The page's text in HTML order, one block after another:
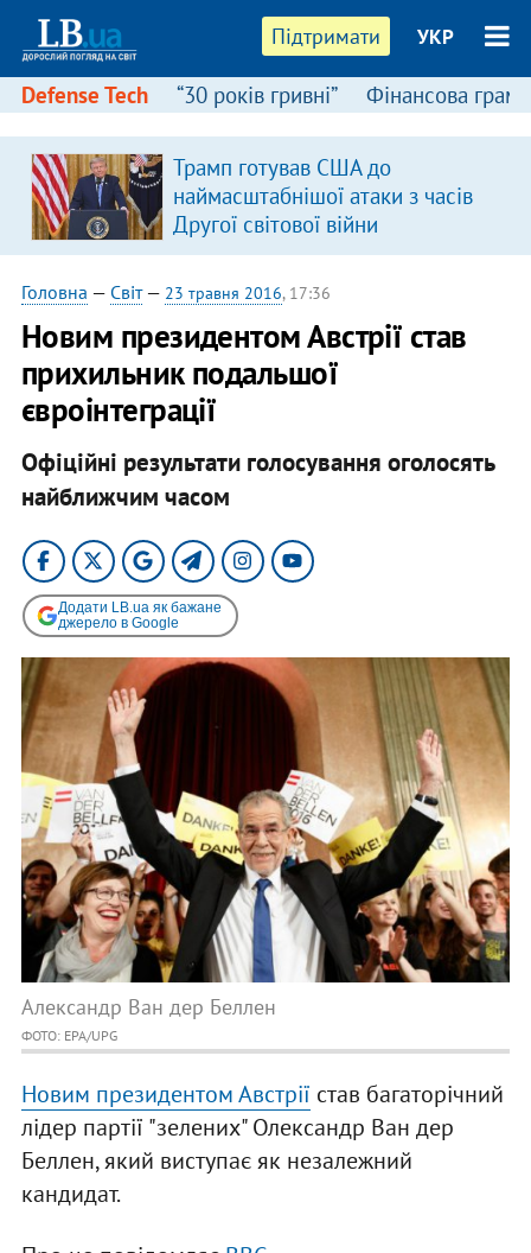
Підтримати УКР
Defense Tech “30 років гривні” Фінансова
Трамп готував США до
наймасштабнішої атаки з часів
Другої світової війни
Головна — Світ— 23 травня 2016, 17:36
Новим президентом Австрії став
прихильник подальшої
євроінтеграції
Офіційні результати голосування оголосять
найближчим часом
Додати LB.ua як бажане
джерело в Google
Александр Ван дер Беллен
ФОТО: EPA/UPG
Новим президентом Австрії став багаторічний
лідер партії "зелених" Олександр Ван дер
Беллен, який виступає як незалежний
кандидат.